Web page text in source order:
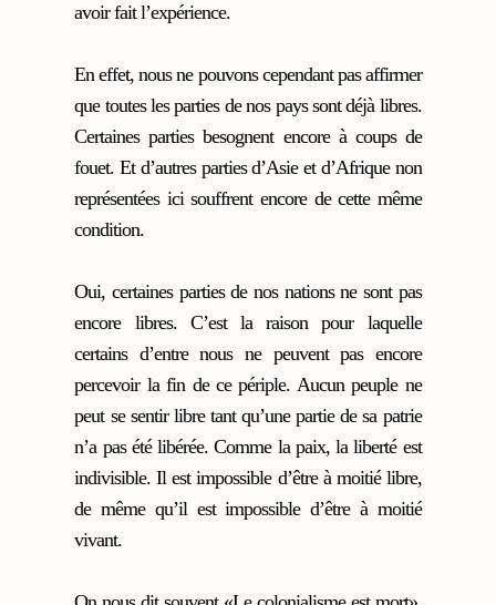
avoir fait l’expérience.
En effet, nous ne pouvons cependant pas affirmer
que toutes les parties de nos pays sont déjà libres.
Certaines parties besognent encore à coups de
fouet. Et d’autres parties d’Asie et d’Afrique non
représentées ici souffrent encore de cette même
condition.
Oui, certaines parties de nos nations ne sont pas
encore libres. C’est la raison pour laquelle
certains d’entre nous ne peuvent pas encore
percevoir la fin de ce périple. Aucun peuple ne
peut se sentir libre tant qu’une partie de sa patrie
n’a pas été libérée. Comme la paix, la liberté est
indivisible. Il est impossible d’être à moitié libre,
de même qu’il est impossible d’être à moitié
vivant.